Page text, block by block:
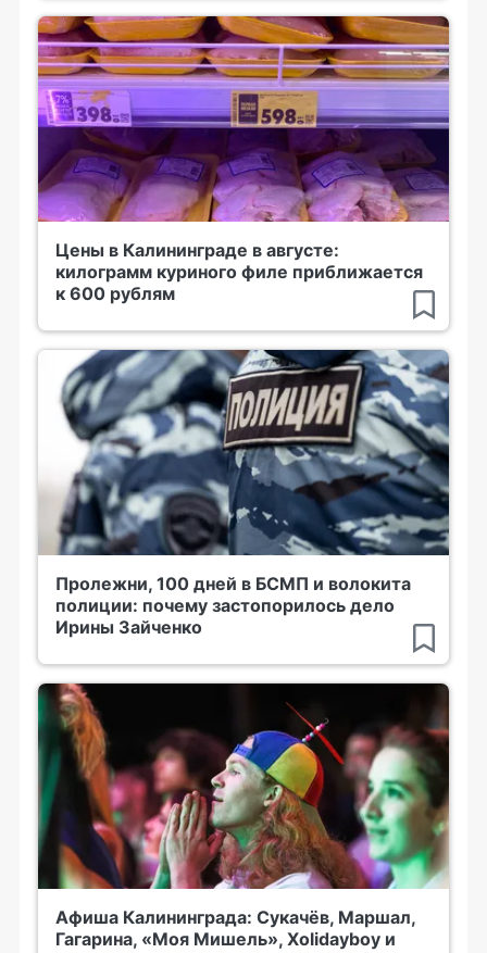
Цены в Калининграде в августе:
килограмм куриного филе приближается
к 600 рублям
Пролежни, 100 дней в БСМП и волокита
полиции: почему застопорилось дело
Ирины Зайченко
Афиша Калининграда: Сукачёв, Маршал,
Гагарина, «Моя Мишель», Xolidayboy и